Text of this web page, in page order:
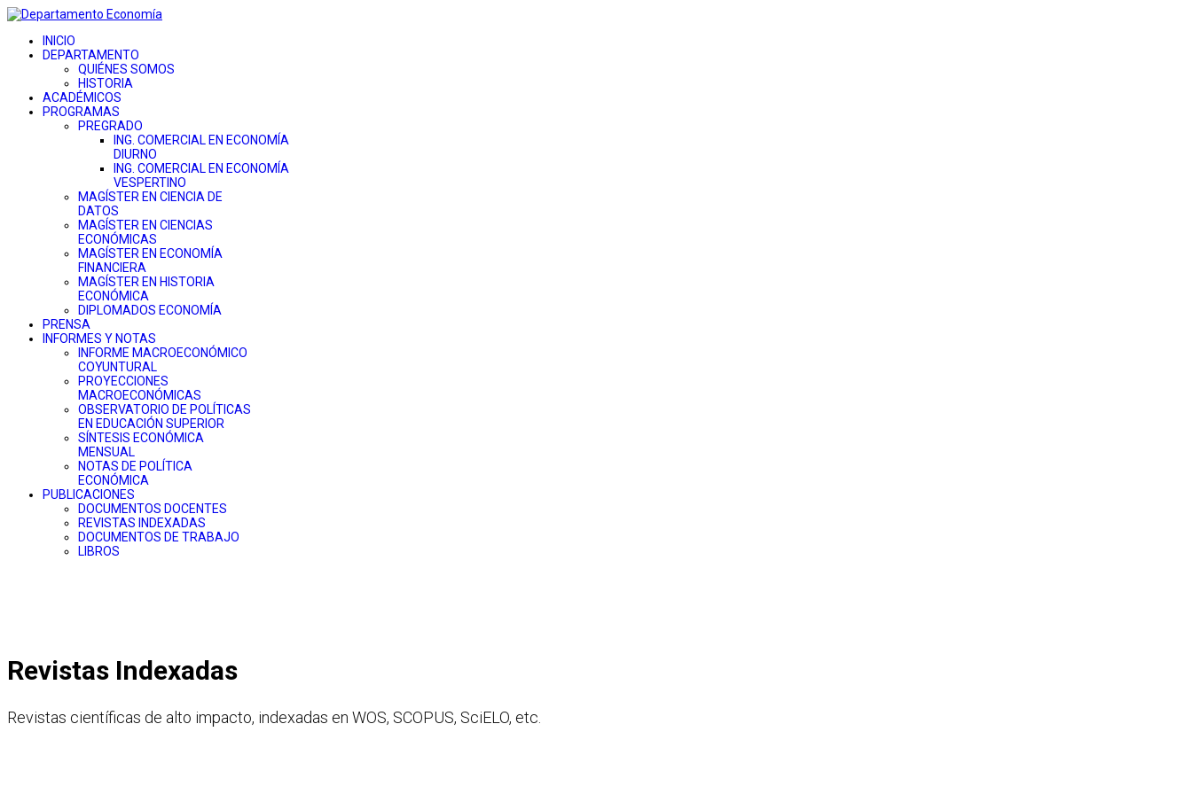
INICIO
DEPARTAMENTO
QUIÉNES SOMOS
HISTORIA
ACADÉMICOS
PROGRAMAS
PREGRADO
ING. COMERCIAL EN ECONOMÍA
DIURNO
ING. COMERCIAL EN ECONOMÍA
VESPERTINO
MAGÍSTER EN CIENCIA DE
DATOS
MAGÍSTER EN CIENCIAS
ECONÓMICAS
MAGÍSTER EN ECONOMÍA
FINANCIERA
MAGÍSTER EN HISTORIA
ECONÓMICA
DIPLOMADOS ECONOMÍA
PRENSA
INFORMES Y NOTAS
INFORME MACROECONÓMICO
COYUNTURAL
PROYECCIONES
MACROECONÓMICAS
OBSERVATORIO DE POLÍTICAS
EN EDUCACIÓN SUPERIOR
SÍNTESIS ECONÓMICA
MENSUAL
NOTAS DE POLÍTICA
ECONÓMICA
PUBLICACIONES
DOCUMENTOS DOCENTES
REVISTAS INDEXADAS
DOCUMENTOS DE TRABAJO
LIBROS
Revistas Indexadas
Revistas científicas de alto impacto, indexadas en WOS, SCOPUS, SciELO, etc.